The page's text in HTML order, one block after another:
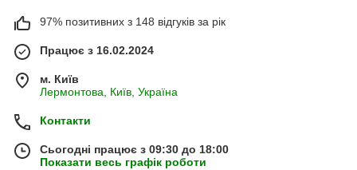
97% позитивних з 148 відгуків за рік
Працює з 16.02.2024
м. Київ
Лермонтова, Київ, Україна
Контакти
Сьогодні працює з 09:30 до 18:00
Показати весь графік роботи